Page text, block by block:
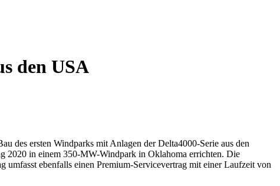
den USA
des ersten Windparks mit Anlagen der Delta4000-Serie aus den
2020 in einem 350-MW-Windpark in Oklahoma errichten. Die
ebenfalls einen Premium-Servicevertrag mit einer Laufzeit von